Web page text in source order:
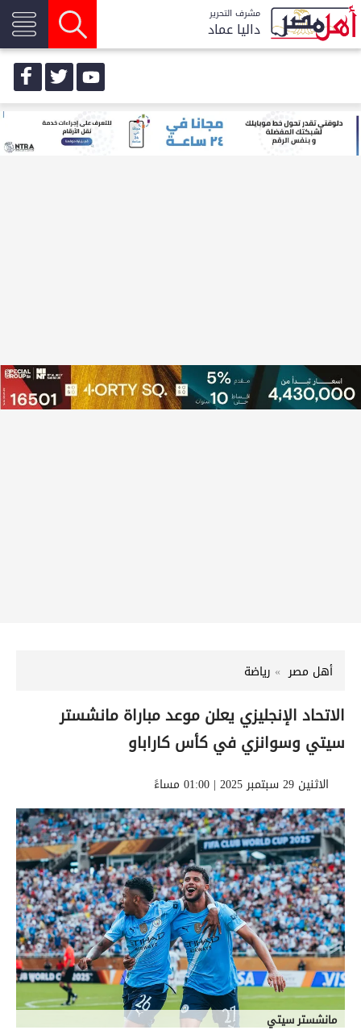
مشرف التحرير
داليا عماد
أهل مصر رياضة
الاتحاد الإنجليزي يعلن موعد مباراة مانشستر
سيتي وسوانزي في كأس كاراباو
الاثنين 29 سبتمبر 2025 | 01:00 مساءً
مانشستر سيتي